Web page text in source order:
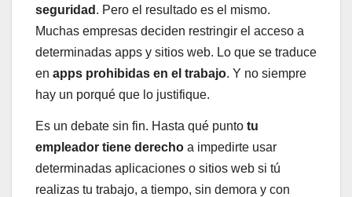
seguridad . Pero el resultado es el mismo.
Muchas empresas deciden restringir el acceso a
determinadas apps y sitios web. Lo que se traduce
en apps prohibidas en el trabajo. Y no siempre
hay un porqué que lo justifique.
Es un debate sin fin. Hasta qué punto tu
empleador tiene derecho a impedirte usar
determinadas aplicaciones o sitios web si tú
realizas tu trabajo, a tiempo, sin demora y con